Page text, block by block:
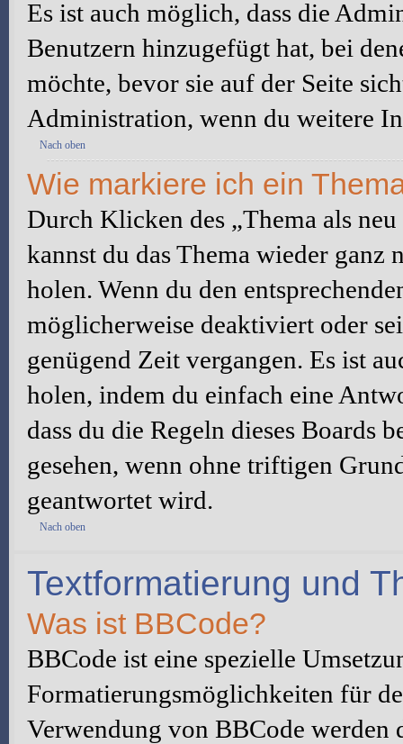
Es ist auch möglich, dass die
Benutzern hinzugefügt hat, bei
möchte, bevor sie auf der Seite
Administration, wenn du weitere
Nach oben
Wie markiere ich ein
Durch Klicken des „Thema als
kannst du das Thema wieder ganz
holen. Wenn du den
möglicherweise deaktiviert oder
genügend Zeit vergangen. Es ist
holen, indem du einfach eine
dass du die Regeln dieses Boards
gesehen, wenn ohne triftigen
geantwortet wird.
Nach oben
Textformatierung und
Was ist BBCode?
BBCode ist eine spezielle
Formatierungsmöglichkeiten für
Verwendung von BBCode